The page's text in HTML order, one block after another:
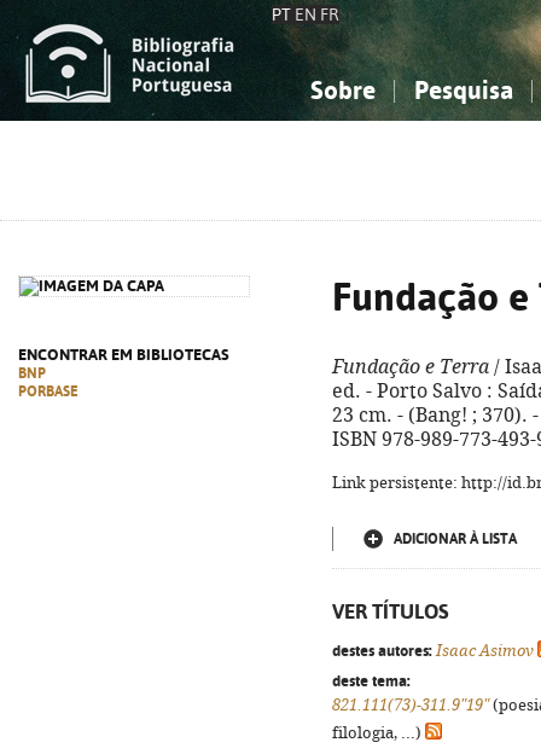
PT EN FR
Sobre Pesquisa
ENCONTRAR EM BIBLIOTECAS
BNP
PORBASE
Fundação
Fundação e Terra /
ed. - Porto Salvo :
23 cm. - (Bang! ;
ISBN 978-989-773-493-
Link persistente: http://
ADICIONAR À LISTA
VER TÍTULOS
destes autores: Isaac Asimov
deste tema:
821.111(73)-311.9"19"
filologia, ...)